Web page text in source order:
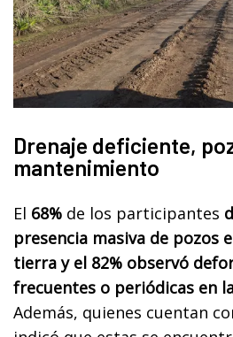
Drenaje deficiente,
mantenimiento
El 68% de los participantes
presencia masiva de pozos
tierra y el 82% observó
frecuentes o periódicas en
Además, quienes cuentan